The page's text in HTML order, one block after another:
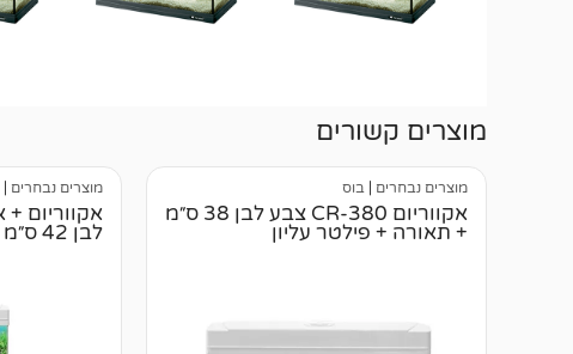
מוצרים קשורים
מוצרים נבחרים בוס
אקווריום CR-380 צבע לבן 38 ס״מ
+ תאורה + פילטר עליון
מוצרים נבחרים
לבן 42 ס״מ + תאורה + פילטר עליון